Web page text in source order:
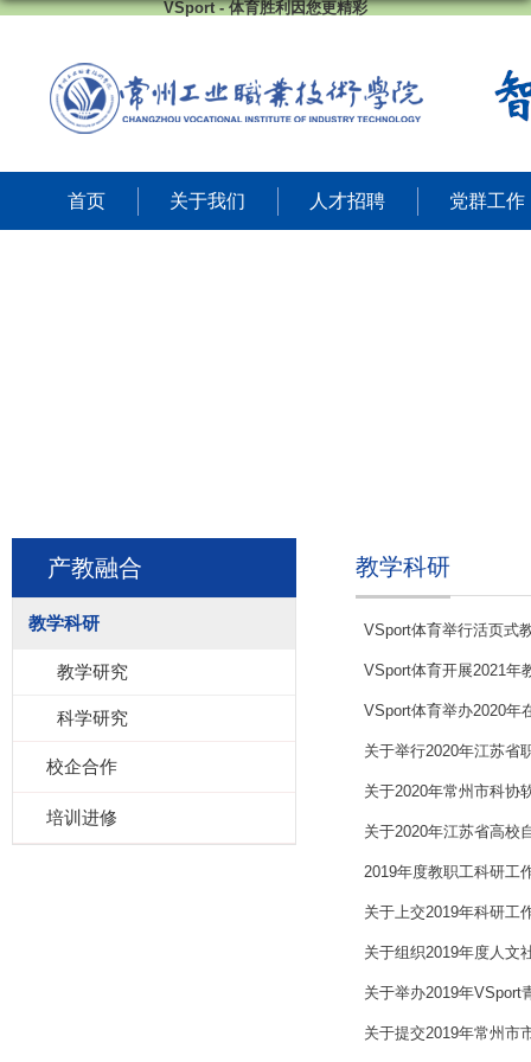
VSport - 体育胜利因您更精彩
首页 关于我们 人才招聘 党群工作
产教融合
教学科研
教学研究
科学研究
校企合作
培训进修
教学科研
VSport体育举行活页式
VSport体育开展2021年
VSport体育举办2020年
关于举行2020年江苏省
关于2020年常州市科协
关于2020年江苏省高校
2019年度教职工科研工
关于上交2019年科研工
关于组织2019年度人文
关于举办2019年VSport
关于提交2019年常州市